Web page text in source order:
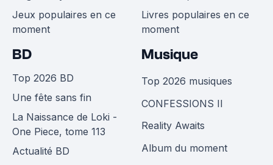
Jeux populaires en ce
moment
Livres populaires en ce
moment
BD
Top 2026 BD
Une fête sans fin
La Naissance de Loki -
One Piece, tome 113
Actualité BD
Musique
Top 2026 musiques
CONFESSIONS II
Reality Awaits
Album du moment